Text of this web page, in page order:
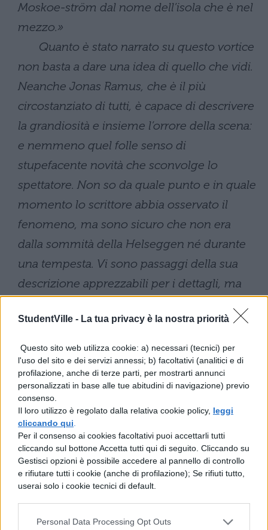
StudentVille - La tua privacy è la nostra priorità
Questo sito web utilizza cookie: a) necessari (tecnici) per
l'uso del sito e dei servizi annessi; b) facoltativi (analitici e di
profilazione, anche di terze parti, per mostrarti annunci
personalizzati in base alle tue abitudini di navigazione) previo
consenso.
Il loro utilizzo è regolato dalla relativa cookie policy, leggi
cliccando qui
Per il consenso ai cookies facoltativi puoi accettarli tutti
cliccando sul bottone Accetta tutti qui di seguito. Cliccando su
Gestisci opzioni è possibile accedere al pannello di controllo
e rifiutare tutti i cookie (anche di profilazione); Se rifiuti tutto,
userai solo i cookie tecnici di default.
Personal Data Processing Opt Outs
Moskoe-ström dal nome dell’isola che è nel
mezzo.»
Quanto è stato narrato su questo vortice
non basta a dare una idea di quello che vidi.
Neanche Jonas Ramus, che è il più
circostanziato di tutti, è capace di descrivere
la grandiosità e insieme l’orrore della scena:
e nemmeno quel folle senso di
stupefacente novità che sconvolge lo
spettatore. Non so da quale punto e in quale
momento lo scrittore abbia osservato il
fenomeno, ma sono sicuro che non era
dalla sommità della Helseggen né durante
una tempesta. Vi sono passaggi della sua
descrizione apprezzabili per i dettagli, ma
grandiosità dello spettacolo.
«Tra Lofoden e Moskoe l’acqua
raggiunge dai settanta agli ottanta metri di
profondità, ma dall’altro lato, verso Ver
(Vurrgh), la profondità diminuisce al punto
che un battello non potrebbe passare senza
rischiare di infrangersi sulle rocce, come
accade anche in tempo di bonaccia! Con la
marea la corrente si scaglia sul tratto tra
Lofoden e Moskoe con una tale rapidità e
violenza che il rumore dell’impetuoso